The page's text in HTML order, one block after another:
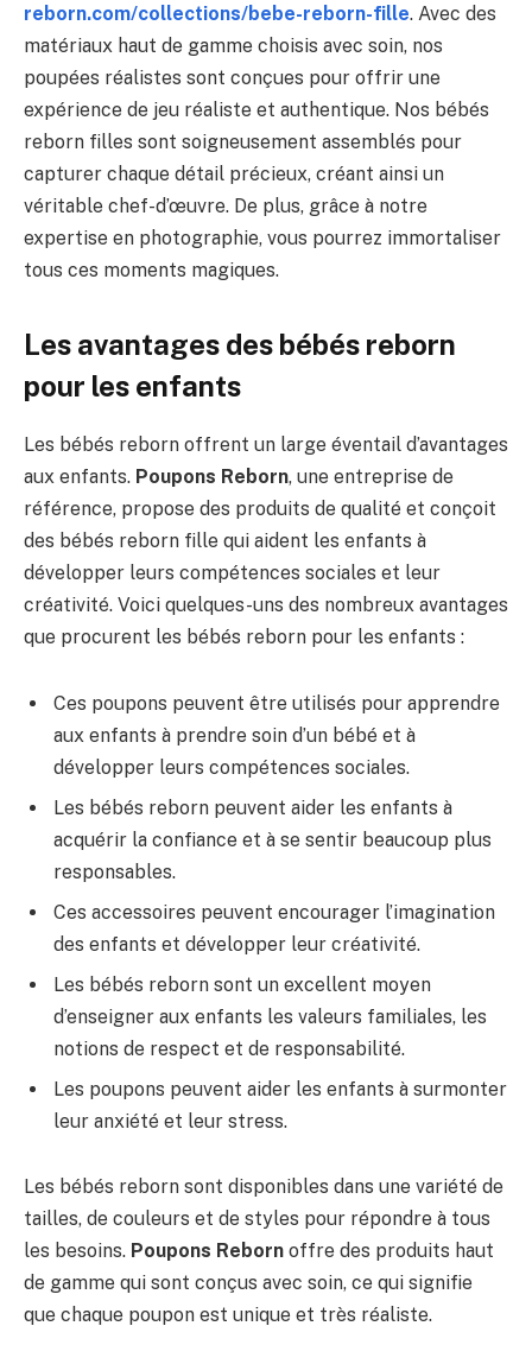
reborn.com/collections/bebe-reborn-fille. Avec des
matériaux haut de gamme choisis avec soin, nos
poupées réalistes sont conçues pour offrir une
expérience de jeu réaliste et authentique. Nos bébés
reborn filles sont soigneusement assemblés pour
capturer chaque détail précieux, créant ainsi un
véritable chef-d’œuvre. De plus, grâce à notre
expertise en photographie, vous pourrez immortaliser
tous ces moments magiques.
Les avantages des bébés reborn
pour les enfants
Les bébés reborn offrent un large éventail d’avantages
aux enfants. Poupons Reborn, une entreprise de
référence, propose des produits de qualité et conçoit
des bébés reborn fille qui aident les enfants à
développer leurs compétences sociales et leur
créativité. Voici quelques-uns des nombreux avantages
que procurent les bébés reborn pour les enfants :
Ces poupons peuvent être utilisés pour apprendre
aux enfants à prendre soin d’un bébé et à
développer leurs compétences sociales.
Les bébés reborn peuvent aider les enfants à
acquérir la confiance et à se sentir beaucoup plus
responsables.
Ces accessoires peuvent encourager l’imagination
des enfants et développer leur créativité.
Les bébés reborn sont un excellent moyen
d’enseigner aux enfants les valeurs familiales, les
notions de respect et de responsabilité.
Les poupons peuvent aider les enfants à surmonter
leur anxiété et leur stress.
Les bébés reborn sont disponibles dans une variété de
tailles, de couleurs et de styles pour répondre à tous
les besoins. Poupons Reborn offre des produits haut
de gamme qui sont conçus avec soin, ce qui signifie
que chaque poupon est unique et très réaliste.